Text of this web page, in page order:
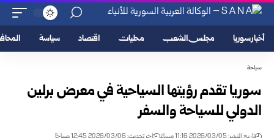
أخبار سوريا مجلس الشعب محليات اقتصاد سياسة
سياحة
سوريا تقدم رؤيتها السياحية في معرض برلين
الدولي للسياحة والسفر